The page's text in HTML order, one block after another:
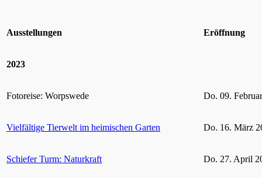
Ausstellungen Eröffnung
2023
Fotoreise: Worpswede Do. 09.
Vielfältige Tierwelt im heimischen Garten Do. 16. März
Schiefer Turm: Naturkraft Do. 27. April